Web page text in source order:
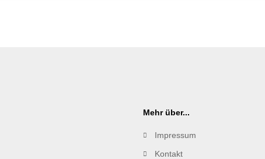
Mehr über...
Impressum
Kontakt